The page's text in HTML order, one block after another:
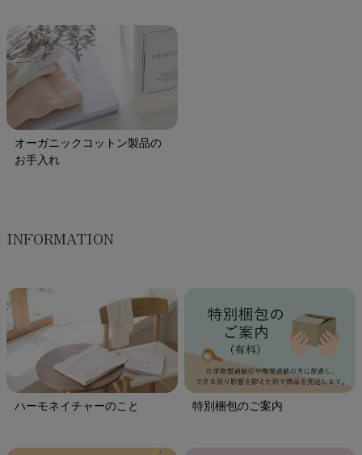
オーガニックコットン製品の
お手入れ
INFORMATION
ハーモネイチャーのこと 特別梱包のご案内